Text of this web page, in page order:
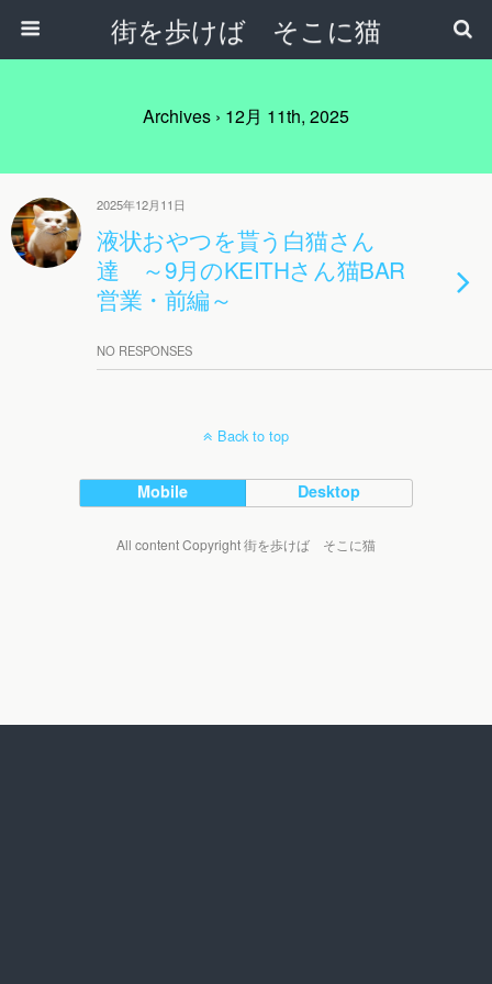
街を歩けば そこに猫
Archives › 12月 11th, 2025
2025年12月11日
液状おやつを貰う白猫さん
達 ～9月のKEITHさん猫BAR
営業・前編～
NO RESPONSES
Back to top
Mobile Desktop
All content Copyright 街を歩けば そこに猫